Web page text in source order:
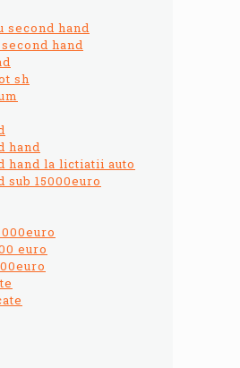
second hand
hand
sh
hand
hand la lictiatii auto
sub 15000euro
euro